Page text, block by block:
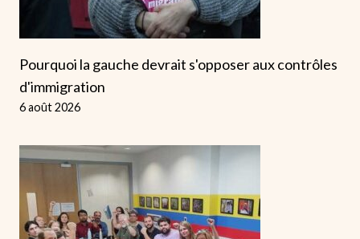
Pourquoi la gauche devrait s'opposer aux contrôles
d'immigration
6 août 2026